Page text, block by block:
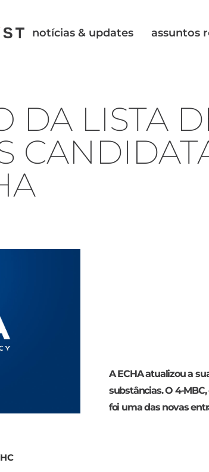
notícias & updates assuntos
DA LISTA
A ECHA atualizou a
substâncias. O 4-
foi uma das novas